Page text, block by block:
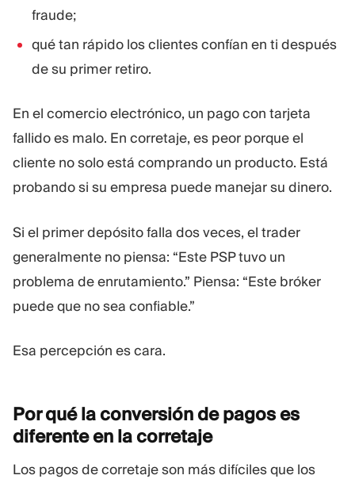
fraude;
qué tan rápido los clientes confían en ti después
de su primer retiro.
En el comercio electrónico, un pago con tarjeta
fallido es malo. En corretaje, es peor porque el
cliente no solo está comprando un producto. Está
probando si su empresa puede manejar su dinero.
Si el primer depósito falla dos veces, el trader
generalmente no piensa: “Este PSP tuvo un
problema de enrutamiento.” Piensa: “Este bróker
puede que no sea confiable.”
Esa percepción es cara.
Por qué la conversión de pagos es
diferente en lacorretaje
Los pagos de corretaje son más difíciles que los